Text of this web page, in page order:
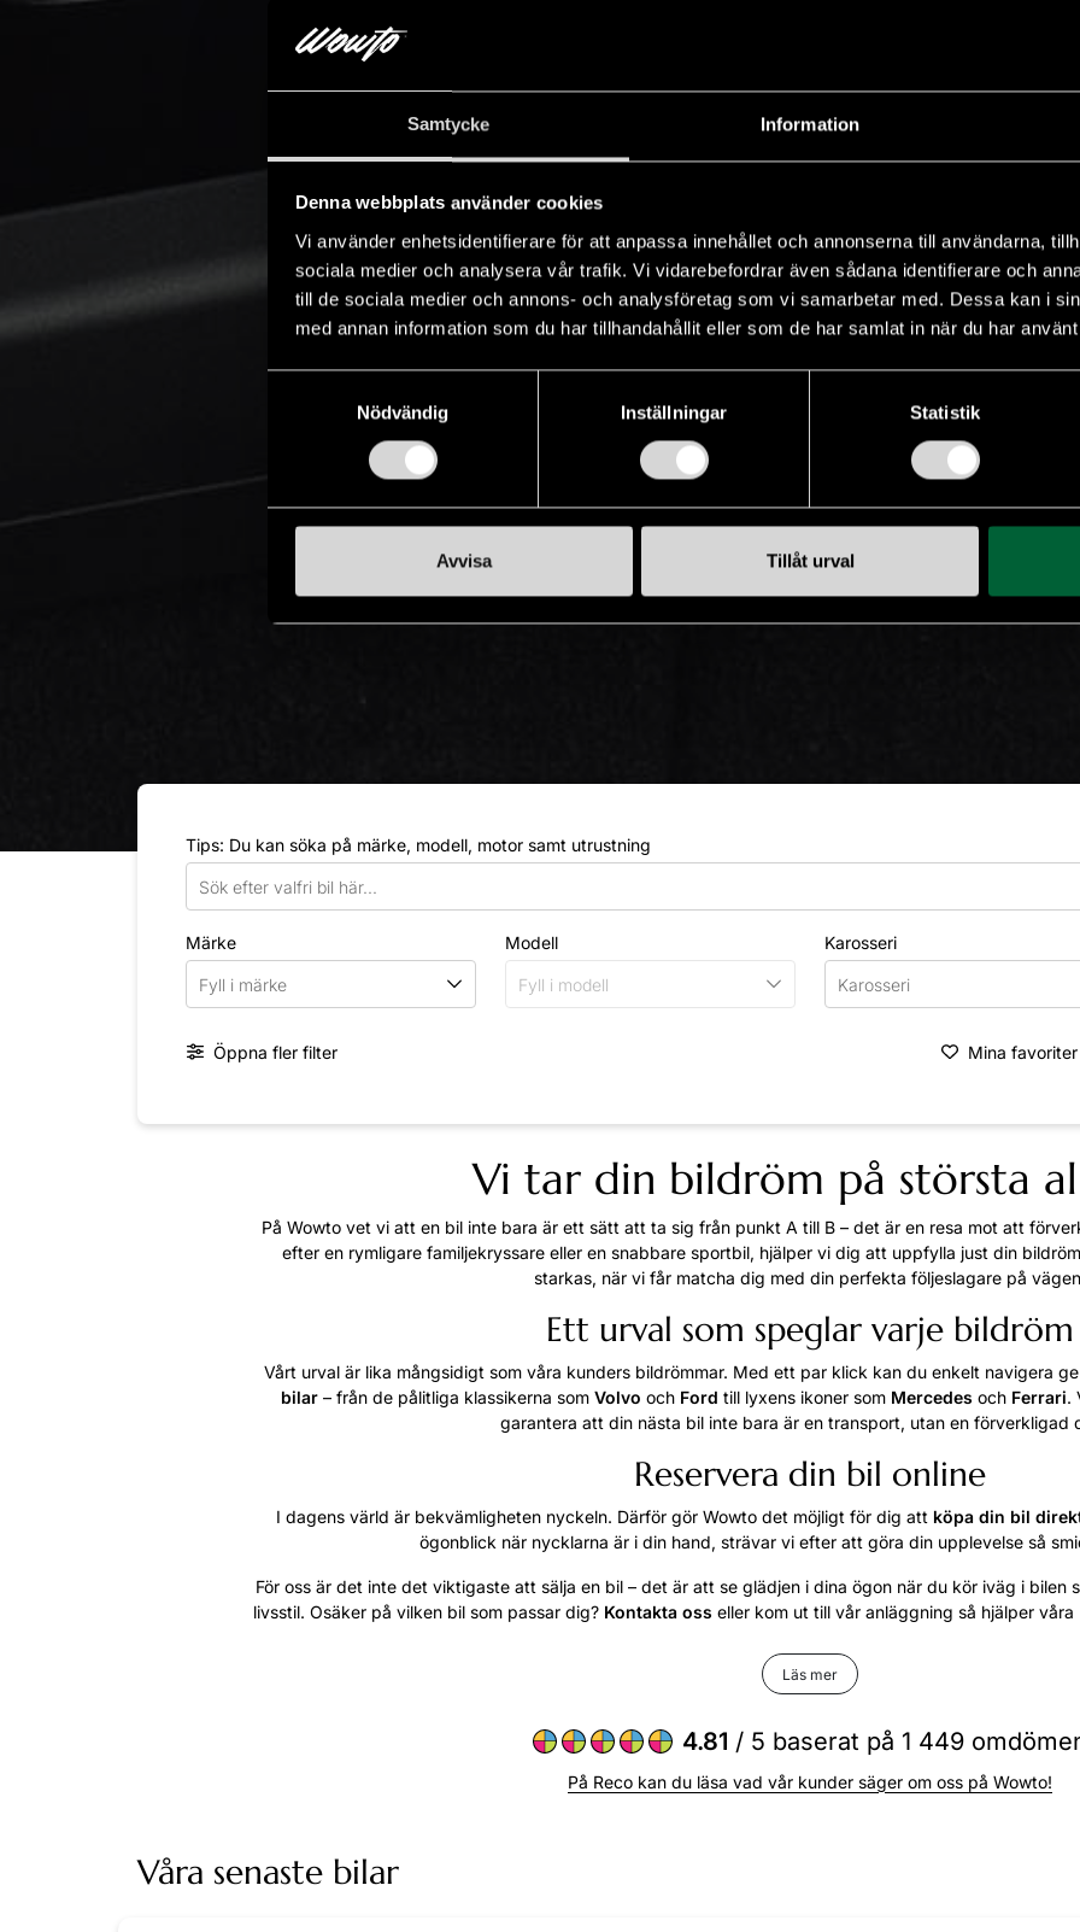
Samtycke Information
Denna webbplats använder cookies
Vi använder enhetsidentifierare för att anpassa innehållet och annonserna till användarna,
sociala medier och analysera vår trafik. Vi vidarebefordrar även sådana identifierare och
till de sociala medier och annons- och analysföretag som vi samarbetar med. Dessa kan i
med annan information som du har tillhandahållit eller som de har samlat in när du har
Nödvändig
Inställningar Statistik
Avvisa Tillåt urval
Tips: Du kan söka på märke, modell, motor samt utrustning
Märke
Fyll i märke
Modell
Fyll i modell
Karosseri
Karosseri
Öppna fler filter Mina favoriter
Vi tar din bildröm på största
På Wowto vet vi att en bil inte bara är ett sätt att ta sig från punkt A till B – det är en resa mot att
efter en rymligare familjekryssare eller en snabbare sportbil, hjälper vi dig att uppfylla just din
starkas, när vi får matcha dig med din perfekta följeslagare på
Ett urval som speglar varje bildröm
Vårt urval är lika mångsidigt som våra kunders bildrömmar. Med ett par klick kan du enkelt navigera
bilar– från de pålitliga klassikerna som Volvo och Ford till lyxens ikoner som Mercedes och Ferrari.
garantera att din nästa bil inte bara är en transport, utan en förverkligad
Reservera din bil online
I dagens värld är bekvämligheten nyckeln. Därför gör Wowto det möjligt för dig att köpa din bil
ögonblick när nycklarna är i din hand, strävar vi efter att göra din upplevelse så
För oss är det inte det viktigaste att sälja en bil – det är att se glädjen i dina ögon när du kör iväg i bilen
livsstil. Osäker på vilken bil som passar dig? Kontakta oss eller kom ut till vår anläggning så hjälper
Läs mer
4.81 / 5 baserat på 1 449
På Reco kan du läsa vad vår kunder säger om oss på Wowto!
Våra senaste bilar